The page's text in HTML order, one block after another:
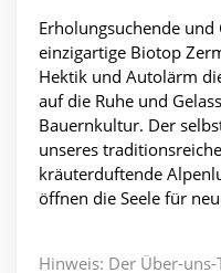
Erholungsuchende und
einzigartige Biotop
Hektik und Autolärm
auf die Ruhe und
Bauernkultur. Der
unseres
kräuterduftende
öffnen die Seele für
Hinweis: Der Über-